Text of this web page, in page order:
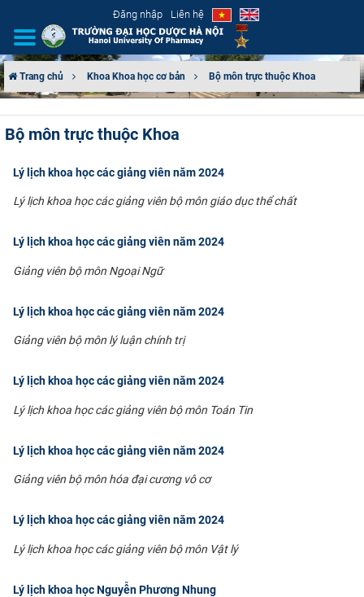
Đăng nhập Liên hệ
CƠ CẤU TỔ CHỨC
ĐẢM BẢO CHẤT LƯỢNG
KHOA HỌC CÔNG NGHỆ
HTQT
CỰU NGƯỜI HỌC
Trang chủ Khoa Khoa học cơ bản Bộ môn trực thuộc Khoa
Bộ môn trực thuộc Khoa
Lý lịch khoa học các giảng viên năm 2024
Lý lịch khoa học các giảng viên bộ môn giáo dục thể chất
Lý lịch khoa học các giảng viên năm 2024
Giảng viên bộ môn Ngoại Ngữ
Lý lịch khoa học các giảng viên năm 2024
Giảng viên bộ môn lý luận chính trị
Lý lịch khoa học các giảng viên năm 2024
Lý lịch khoa học các giảng viên bộ môn Toán Tin
Lý lịch khoa học các giảng viên năm 2024
Giảng viên bộ môn hóa đại cương vô cơ
Lý lịch khoa học các giảng viên năm 2024
Lý lịch khoa học các giảng viên bộ môn Vật lý
Lý lịch khoa học Nguyễn Phương Nhung